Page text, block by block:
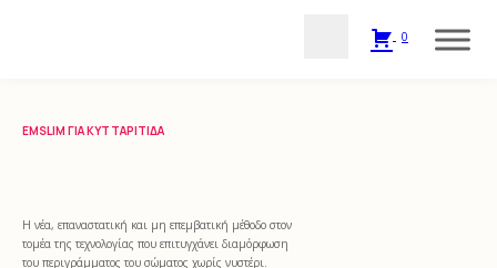
0
EMSLIM ΓΙΑ ΚΥΤΤΑΡΊΤΙΔΑ
Η νέα, επαναστατική και μη επεμβατική μέθοδο στον
τομέα της τεχνολογίας που επιτυγχάνει διαμόρφωση
του περιγράμματος του σώματος χωρίς νυστέρι.